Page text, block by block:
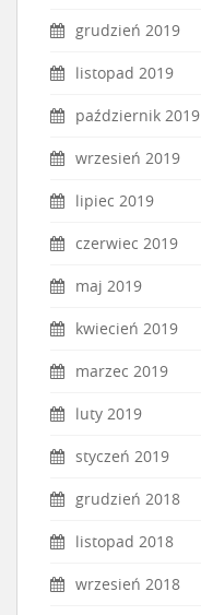
grudzień 2019
listopad 2019
październik 2019
wrzesień 2019
lipiec 2019
czerwiec 2019
maj 2019
kwiecień 2019
marzec 2019
luty 2019
styczeń 2019
grudzień 2018
listopad 2018
wrzesień 2018